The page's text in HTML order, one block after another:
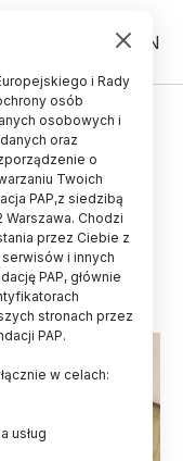
PL EN
polscy
po
i Rady
osób
osobowych i
oraz
o
Twoich
PAP,z siedzibą
Chodzi
przez Ciebie z
i innych
PAP, głównie
stronach przez
PAP.
w celach:
usług